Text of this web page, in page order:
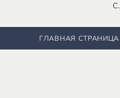
ГЛАВНАЯ СТРАНИЦА